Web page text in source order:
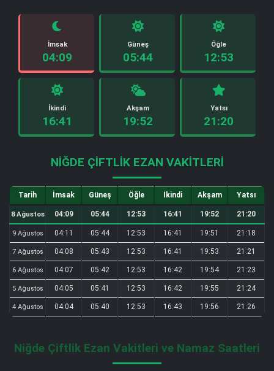
İmsak
04:09
Güneş
05:44
Öğle
12:53
İkindi
16:41
Akşam
19:52
Yatsı
21:20
NIĞDE ÇIFTLIK EZAN VAKITLERI
Tarih İmsak Güneş Öğle İkindi Akşam Yatsı
8 Ağustos 04:09 05:44 12:53 16:41 19:52 21:20
9 Ağustos 04:11 05:44 12:53 16:41 19:51 21:18
7 Ağustos 04:08 05:43 12:53 16:41 19:53 21:21
6 Ağustos 04:07 05:42 12:53 16:42 19:54 21:23
5 Ağustos 04:05 05:41 12:53 16:42 19:55 21:24
4 Ağustos 04:04 05:40 12:53 16:43 19:56 21:26
Niğde Çiftlik Ezan Vakitleri ve Namaz Saatleri